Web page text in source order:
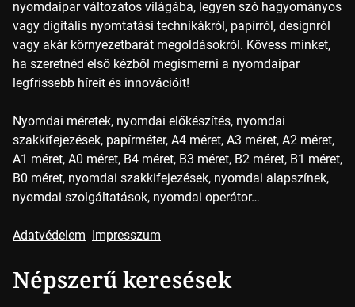
nyomdaipar változatos világába, legyen szó hagyományos
vagy digitális nyomtatási technikákról, papírról, designról
vagy akár környezetbarát megoldásokról. Kövess minket,
ha szeretnéd első kézből megismerni a nyomdaipar
legfrissebb híreit és innovációit!
Nyomdai méretek, nyomdai előkészítés, nyomdai
szakkifejezések, papírméter, A4 méret, A3 méret, A2 méret,
A1 méret, A0 méret, B4 méret, B3 méret, B2 méret, B1 méret,
B0 méret, nyomdai szakkifejezések, nyomdai alapszínek,
nyomdai szolgáltatások, nyomdai operátor…
Adatvédelem Impresszum
Népszerű keresések